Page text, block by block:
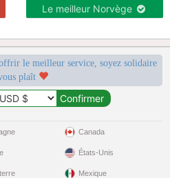
Le meilleur Norvège
le meilleur service, soyez solidaire
plaît
Canada
États-Unis
Mexique